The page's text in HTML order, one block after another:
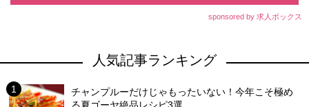
sponsored by 求人ボックス
人気記事ランキング
チャンプルーだけじゃもったいない！今年こそ極め